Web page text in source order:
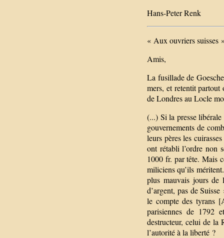
Hans-Peter Renk
« Aux ouvriers suisses
Amis,
La fusillade de
mers, et retentit
de Londres au Locle
(...) Si la presse
gouvernements de
leurs pères les
ont rétabli l’ordre non
1000 fr. par tête. Mais
miliciens qu’ils
plus mauvais jours de
d’argent, pas de
le compte des tyrans
parisiennes de 1792
destructeur, celui de la
l’autorité à la liberté ?